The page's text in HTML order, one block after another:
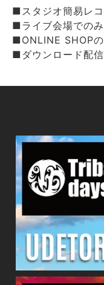
■スタジオ簡易レ
■ライブ会場での
■ONLINE SHOP
■ダウンロード配